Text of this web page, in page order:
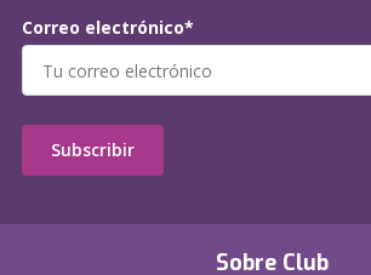
Sobre Club
Correo electrónico*
Subscribir